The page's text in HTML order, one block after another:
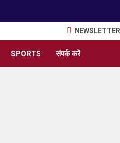
NEWSLETTER
SPORTS संपर्क करें